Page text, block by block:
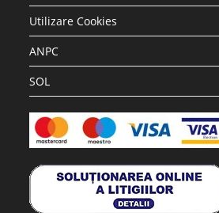
Utilizare Cookies
ANPC
SOL